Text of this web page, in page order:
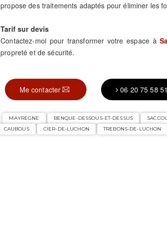
propose des traitements adaptés pour éliminer les
Tarif sur devis
Contactez-moi pour transformer votre espace à
propreté et de sécurité.
Me contacter 06 20 75 58 51
MAYREGNE BENQUE-DESSOUS-ET-DESSUS
CAUBOUS
CIER-DE-LUCHON TREBONS-DE-LUCHON